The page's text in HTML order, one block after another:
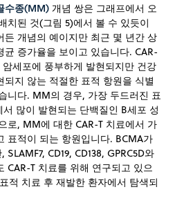
수종(MM) 개념 쌍은 그래프에서 오
치된 것(그림 5)에서 볼 수 있듯이
든 개념의 예이지만 최근 몇 년간 상
균 증가율을 보이고 있습니다. CAR-
세포에 풍부하게 발현되지만 건강
되지 않는 적절한 표적 항원을 식별
니다. MM의 경우, 가장 두드러진 표
많이 발현되는 단백질인 B세포 성
로, MM에 대한 CAR-T 치료에서 가
표적이 되는 항원입니다. BCMA가
SLAMF7, CD19, CD138, GPRC5D와
CAR-T 치료를 위해 연구되고 있으
적 치료 후 재발한 환자에서 탐색되